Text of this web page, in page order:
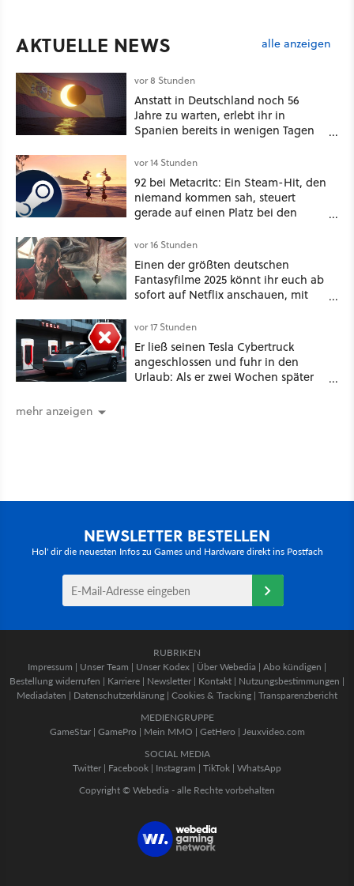
AKTUELLE NEWS alle anzeigen
vor 8 Stunden
Anstatt in Deutschland noch 56
Jahre zu warten, erlebt ihr in
Spanien bereits in wenigen Tagen
vor 14 Stunden
92 bei Metacritc: Ein Steam-Hit, den
niemand kommen sah, steuert
gerade auf einen Platz bei den
vor 16 Stunden
Einen der größten deutschen
Fantasyfilme 2025 könnt ihr euch ab
sofort auf Netflix anschauen, mit
vor 17 Stunden
Er ließ seinen Tesla Cybertruck
angeschlossen und fuhr in den
Urlaub: Als er zwei Wochen später
mehr anzeigen
NEWSLETTER BESTELLEN
Hol' dir die neuesten Infos zu Games und Hardware direkt ins Postfach
RUBRIKEN
Impressum | Unser Team | Unser Kodex | Über Webedia | Abo kündigen |
Bestellung widerrufen | Karriere | Newsletter | Kontakt | Nutzungsbestimmungen |
Mediadaten | Datenschutzerklärung | Cookies & Tracking | Transparenzbericht
MEDIENGRUPPE
GameStar| GamePro | Mein MMO | GetHero | Jeuxvideo.com
SOCIAL MEDIA
Twitter | Facebook | Instagram | TikTok | WhatsApp
Copyright © Webedia - alle Rechte vorbehalten